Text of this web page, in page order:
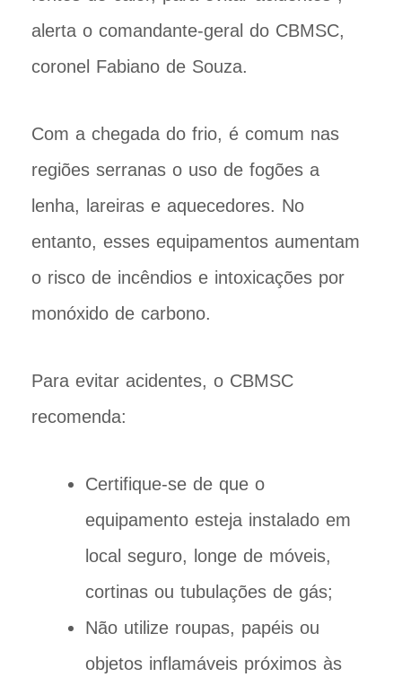
alerta o comandante-geral do CBMSC,
coronel Fabiano de Souza.
Com a chegada do frio, é comum nas
regiões serranas o uso de fogões a
lenha, lareiras e aquecedores. No
entanto, esses equipamentos aumentam
o risco de incêndios e intoxicações por
monóxido de carbono.
Para evitar acidentes, o CBMSC
recomenda:
Certifique-se de que o
equipamento esteja instalado em
local seguro, longe de móveis,
cortinas ou tubulações de gás;
Não utilize roupas, papéis ou
objetos inflamáveis próximos às